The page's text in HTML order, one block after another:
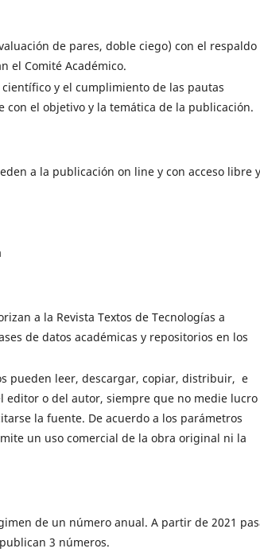
de pares, doble ciego) con el respaldo
el Comité Académico.
y el cumplimiento de las pautas
con el objetivo y la temática de la publicación.
a la publicación on line y con acceso libre y
a la Revista Textos de Tecnologías a
de datos académicas y repositorios en los
pueden leer, descargar, copiar, distribuir, e
o del autor, siempre que no medie lucro
la fuente. De acuerdo a los parámetros
un uso comercial de la obra original ni la
de un número anual. A partir de 2021
3 números.